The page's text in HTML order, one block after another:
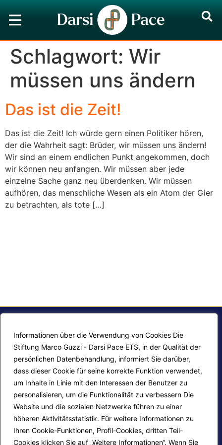
Informationen über die Verwendung von Cookies Die
Stiftung Marco Guzzi - Darsi Pace ETS, in der Qualität der
persönlichen Datenbehandlung, informiert Sie darüber,
dass dieser Cookie für seine korrekte Funktion verwendet,
um Inhalte in Linie mit den Interessen der Benutzer zu
personalisieren, um die Funktionalität zu verbessern Die
Website und die sozialen Netzwerke führen zu einer
höheren Aktivitätsstatistik. Für weitere Informationen zu
Ihren Cookie-Funktionen, Profil-Cookies, dritten Teil-
Cookies klicken Sie auf „Weitere Informationen“. Wenn Sie
Schlagwort: Wir
müssen uns ändern
Das ist die Zeit!
Das ist die Zeit! Ich würde gern einen Politiker hören,
der die Wahrheit sagt: Brüder, wir müssen uns ändern!
Wir sind an einem endlichen Punkt angekommen, doch
wir können neu anfangen. Wir müssen aber jede
einzelne Sache ganz neu überdenken. Wir müssen
aufhören, das menschliche Wesen als ein Atom der Gier
zu betrachten, als tote […]
F.A.Q.
Mappa del sito
Progetti Darsi Pace
Calendario corsi
Privacy Policy